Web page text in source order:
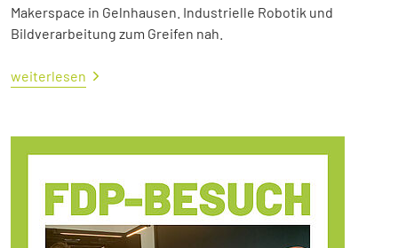
Makerspace in Gelnhausen. Industrielle Robotik und
Bildverarbeitung zum Greifen nah.
weiterlesen